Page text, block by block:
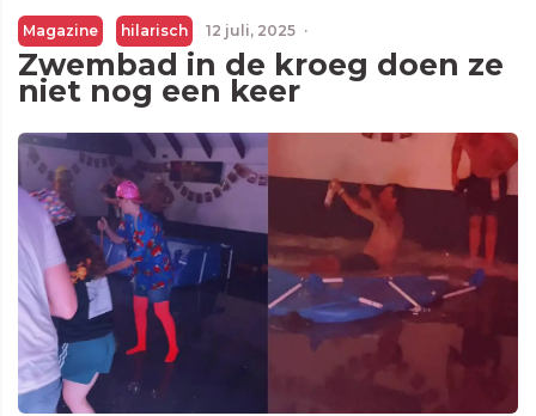
Magazine hilarisch 12 juli, 2025 ·
Zwembad in de kroeg doen ze
niet nog een keer